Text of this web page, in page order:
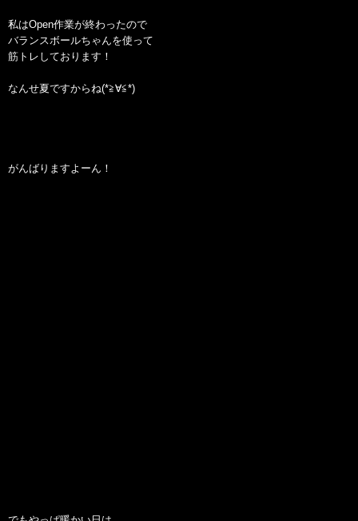
私はOpen作業が終わったので
バランスボールちゃんを使って
筋トレしております！
なんせ夏ですからね(*≧∀≦*)
がんばりますよーん！